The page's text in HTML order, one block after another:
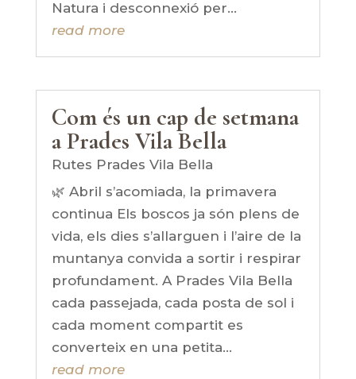
Natura i desconnexió per...
read more
Com és un cap de setmana
a Prades Vila Bella
Rutes Prades Vila Bella
🌿 Abril s’acomiada, la primavera
continua Els boscos ja són plens de
vida, els dies s’allarguen i l’aire de la
muntanya convida a sortir i respirar
profundament. A Prades Vila Bella
cada passejada, cada posta de sol i
cada moment compartit es
converteix en una petita...
read more